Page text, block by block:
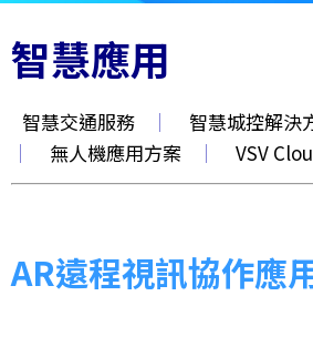
智慧應用
智慧交通服務 ｜ 智慧城控解決
｜
無人機應用方案 ｜ VSV
AR遠程視訊協作應